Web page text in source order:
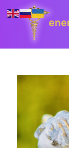
Energyhealing
ДОПОМОГА
Консультація
ШКОЛА